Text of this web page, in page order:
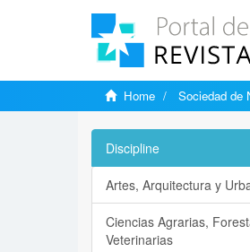
Home Sociedad de
Discipline
Artes, Arquitectura y
Ciencias Agrarias,
Veterinarias